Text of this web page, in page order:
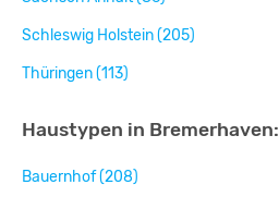
Schleswig Holstein (205)
Thüringen (113)
Haustypen in Bremerhaven:
Bauernhof (208)